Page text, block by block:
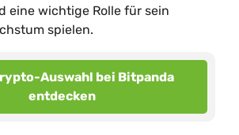
eine wichtige Rolle für sein
spielen.
Auswahl bei Bitpanda
entdecken